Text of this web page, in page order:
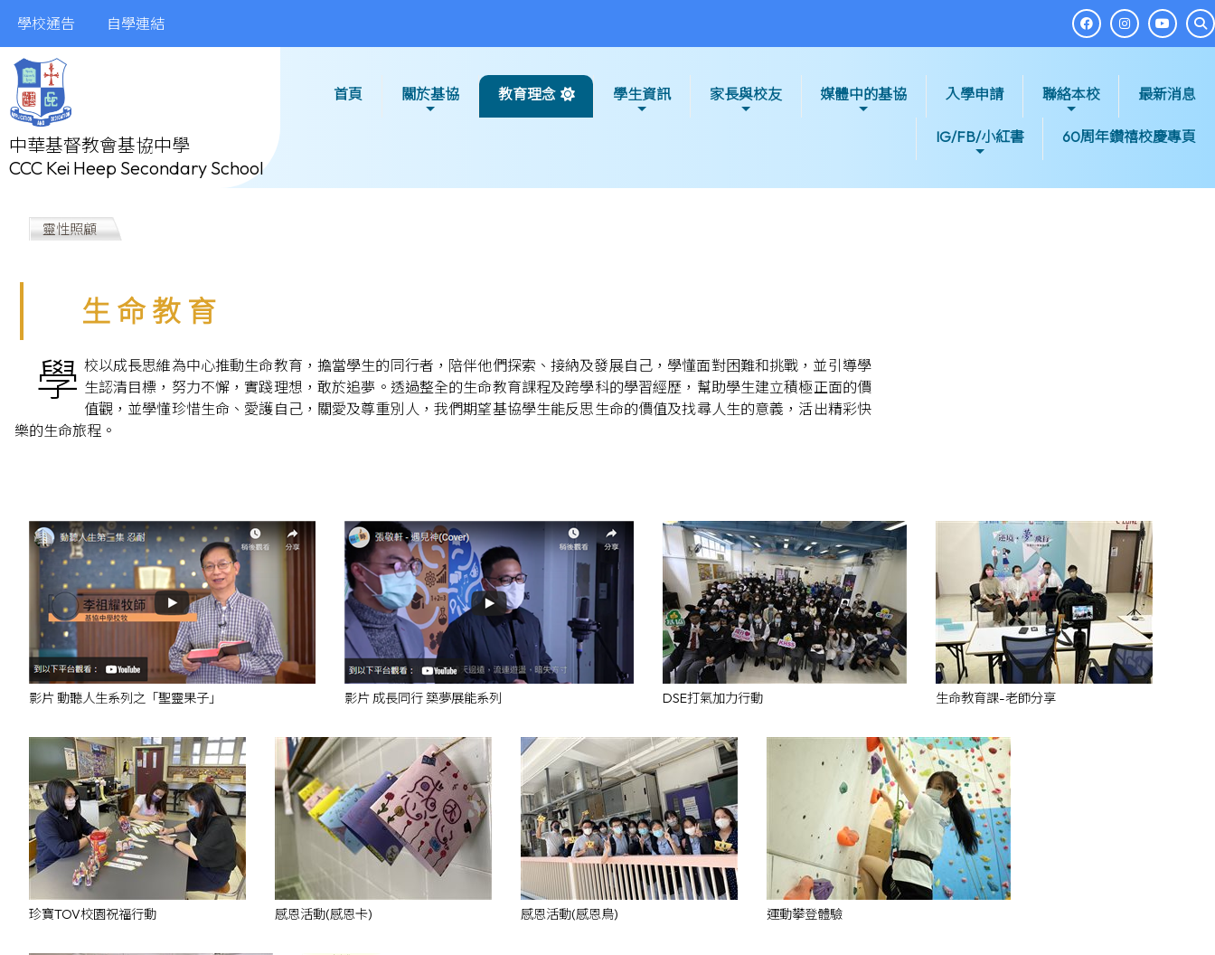
學校通告 自學連結
中華基督教會基協中學
CCC Kei Heep Secondary School
首頁 關於基協 教育理念 學生資訊 家長與校友 媒體中的基協 入學申請 聯絡本校 最新消息
IG/FB/小紅書 60周年鑽禧校慶專頁
靈性照顧
生 命 教 育
學 校以成長思維為中心推動生命教育，擔當學生的同行者，陪伴他們探索、接納及發展自己，學懂面對困難和挑戰，並引導學
生認清目標，努力不懈，實踐理想，敢於追夢。透過整全的生命教育課程及跨學科的學習經歷，幫助學生建立積極正面的價
值觀，並學懂珍惜生命、愛護自己，關愛及尊重別人，我們期望基協學生能反思生命的價值及找尋人生的意義，活出精彩快
樂的生命旅程。
影片 動聽人生系列之「聖靈果子」 影片 成長同行 築夢展能系列 DSE打氣加力行動 生命教育課-老師分享
珍寶TOV校園祝福行動 感恩活動(感恩卡) 感恩活動(感恩鳥) 運動攀登體驗